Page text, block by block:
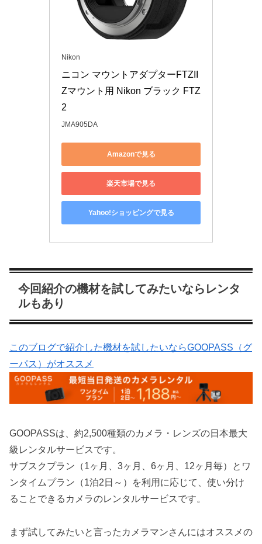
Nikon
ニコン マウントアダプターFTZII
Zマウント用 Nikon ブラック FTZ
2
JMA905DA
Amazonで見る
楽天市場で見る
Yahoo!ショッピングで見る
今回紹介の機材を試してみたいならレンタ
ルもあり
このブログで紹介した機材を試したいならGOOPASS（グ
ーパス）がオススメ
GOOPASSは、約2,500種類のカメラ・レンズの日本最大
級レンタルサービスです。
サブスクプラン（1ヶ月、3ヶ月、6ヶ月、12ヶ月毎）とワ
ンタイムプラン（1泊2日～）を利用に応じて、使い分け
ることできるカメラのレンタルサービスです。
まず試してみたいと言ったカメラマンさんにはオススメの